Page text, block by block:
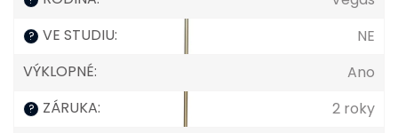
? VE STUDIU:
NE
VÝKLOPNÉ: Ano
? ZÁRUKA:
2 roky